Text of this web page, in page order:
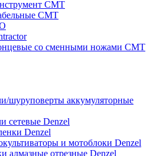
СМТ
СМТ
со сменными ножами CMT
шуруповерты аккумуляторные
сетевые Denzel
Denzel
и мотоблоки Denzel
алмазные отрезные Denzel